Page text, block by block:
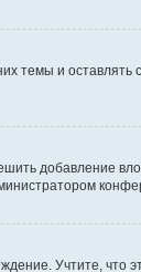
темы и
добавление
Учтите, что